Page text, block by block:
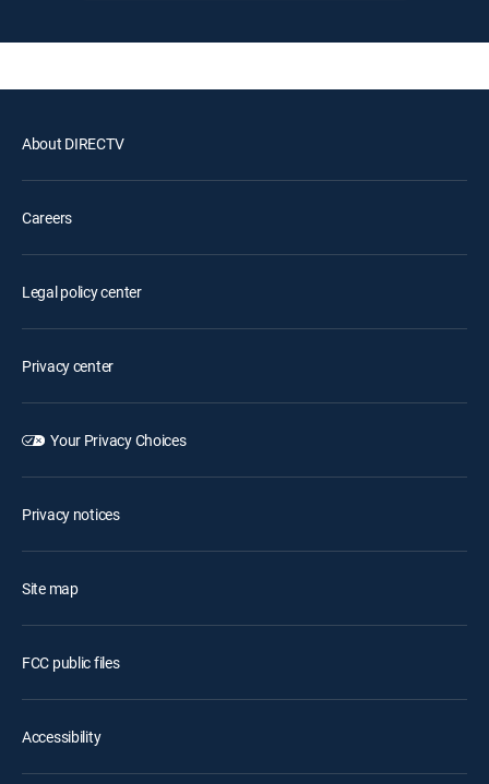
About DIRECTV
Careers
Legal policy center
Privacy center
Your Privacy Choices
Privacy notices
Site map
FCC public files
Accessibility